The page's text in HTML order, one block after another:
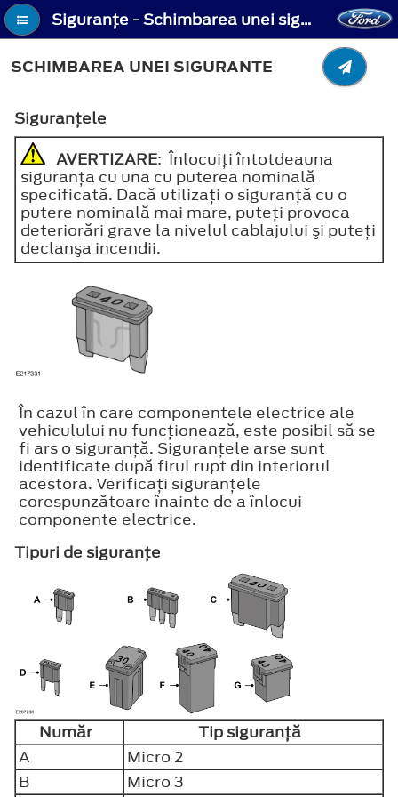
Siguranţe - Schimbarea unei sigurante
SCHIMBAREA UNEI SIGURANTE
Siguranţele
AVERTIZARE: Înlocuiţi întotdeauna
siguranţa cu una cu puterea nominală
specificată. Dacă utilizaţi o siguranţă cu o
putere nominală mai mare, puteţi provoca
deteriorări grave la nivelul cablajului şi puteţi
declanşa incendii.
În cazul în care componentele electrice ale
vehiculului nu funcţionează, este posibil să se
fi ars o siguranţă. Siguranţele arse sunt
identificate după firul rupt din interiorul
acestora. Verificaţi siguranţele
corespunzătoare înainte de a înlocui
componente electrice.
Tipuri de siguranţe
Număr
Tip siguranţă
A
Micro 2
B
Micro 3